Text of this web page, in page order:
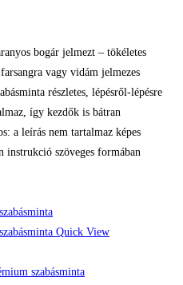
bogár jelmezt – tökéletes
vagy vidám jelmezes
részletes, lépésről-lépésre
így kezdők is bátran
a leírás nem tartalmaz képes
instrukció szöveges formában
Quick View